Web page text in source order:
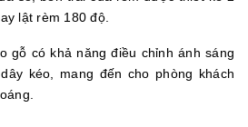
lật rèm 180 độ.
gỗ có khả năng điều chỉnh ánh sáng
kéo, mang đến cho phòng khách